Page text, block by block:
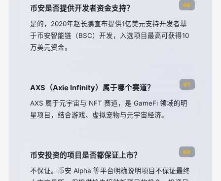
06
币安是否提供开发者资金支持？
是的，2020年赵长鹏宣布提供1亿美元支持开发者基
于币安智能链（BSC）开发，入选项目最高可获得10
万美元资金。
07
AXS（Axie Infinity）属于哪个赛道？
AXS 属于元宇宙与 NFT 赛道，是 GameFi 领域的明
星项目，结合游戏、虚拟宠物与元宇宙经济。
08
币安投资的项目是否都保证上市？
不保证。币安 Alpha 等平台明确说明项目不保证最终